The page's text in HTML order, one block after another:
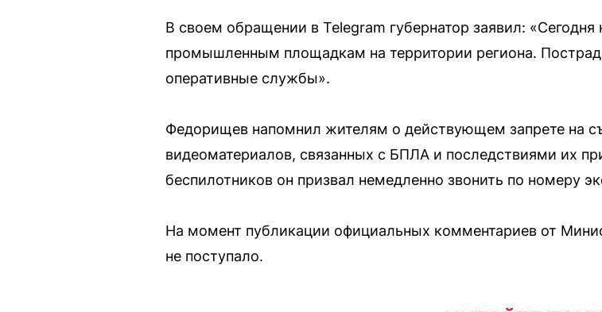
В своем обращении в Telegram губернатор заявил:
промышленным площадкам на территории региона.
оперативные службы».
Федорищев напомнил жителям о действующем запрете на
видеоматериалов, связанных с БПЛА и последствиями их
беспилотников он призвал немедленно звонить по номеру
На момент публикации официальных комментариев от
не поступало.